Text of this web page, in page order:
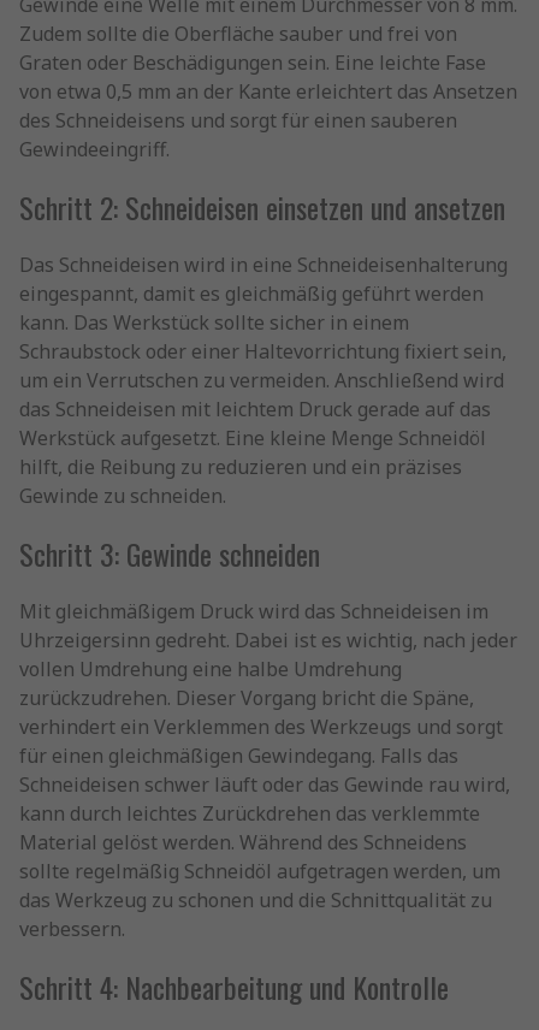
Zudem sollte die Oberfläche sauber und frei von
Graten oder Beschädigungen sein. Eine leichte Fase
von etwa 0,5 mm an der Kante erleichtert das Ansetzen
des Schneideisens und sorgt für einen sauberen
Gewindeeingriff.
Schritt 2: Schneideisen einsetzen und ansetzen
Das Schneideisen wird in eine Schneideisenhalterung
eingespannt, damit es gleichmäßig geführt werden
kann. Das Werkstück sollte sicher in einem
Schraubstock oder einer Haltevorrichtung fixiert sein,
um ein Verrutschen zu vermeiden. Anschließend wird
das Schneideisen mit leichtem Druck gerade auf das
Werkstück aufgesetzt. Eine kleine Menge Schneidöl
hilft, die Reibung zu reduzieren und ein präzises
Gewinde zu schneiden.
Schritt 3: Gewinde schneiden
Mit gleichmäßigem Druck wird das Schneideisen im
Uhrzeigersinn gedreht. Dabei ist es wichtig, nach jeder
vollen Umdrehung eine halbe Umdrehung
zurückzudrehen. Dieser Vorgang bricht die Späne,
verhindert ein Verklemmen des Werkzeugs und sorgt
für einen gleichmäßigen Gewindegang. Falls das
Schneideisen schwer läuft oder das Gewinde rau wird,
kann durch leichtes Zurückdrehen das verklemmte
Material gelöst werden. Während des Schneidens
sollte regelmäßig Schneidöl aufgetragen werden, um
das Werkzeug zu schonen und die Schnittqualität zu
verbessern.
Schritt 4: Nachbearbeitung und Kontrolle